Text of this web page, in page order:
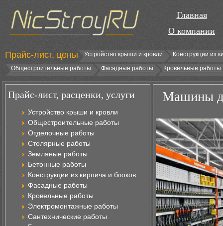
Главная
О компании
Прайс-лист, цены Устройство крыши и кровли
Конструкции из
Общестроительные работы
Фасадные работы Кровельные работы
Прайс-лист, расценки, услуги
Устройство крыши и кровли
Общестроительные работы
Отделочные работы
Столярные работы
Земляные работы
Бетонные работы
Конструкции из кирпича и блоков
Фасадные работы
Кровельные работы
Электромонтажные работы
Сантехнические работы
Машины